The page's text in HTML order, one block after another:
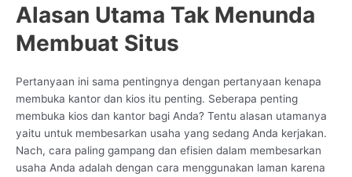
Alasan Utama Tak Menunda
Membuat Situs
Pertanyaan ini sama pentingnya dengan pertanyaan kenapa
membuka kantor dan kios itu penting. Seberapa penting
membuka kios dan kantor bagi Anda? Tentu alasan utamanya
yaitu untuk membesarkan usaha yang sedang Anda kerjakan.
Nach, cara paling gampang dan efisien dalam membesarkan
usaha Anda adalah dengan cara menggunakan laman karena